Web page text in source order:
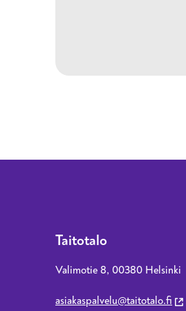
Taitotalo
Valimotie 8, 00380 Helsinki
asiakaspalvelu@taitotalo.fi